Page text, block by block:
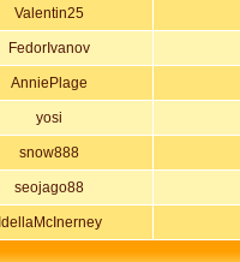
Valentin25
FedorIvanov
AnniePlage
yosi
snow888
seojago88
IdellaMcInerney